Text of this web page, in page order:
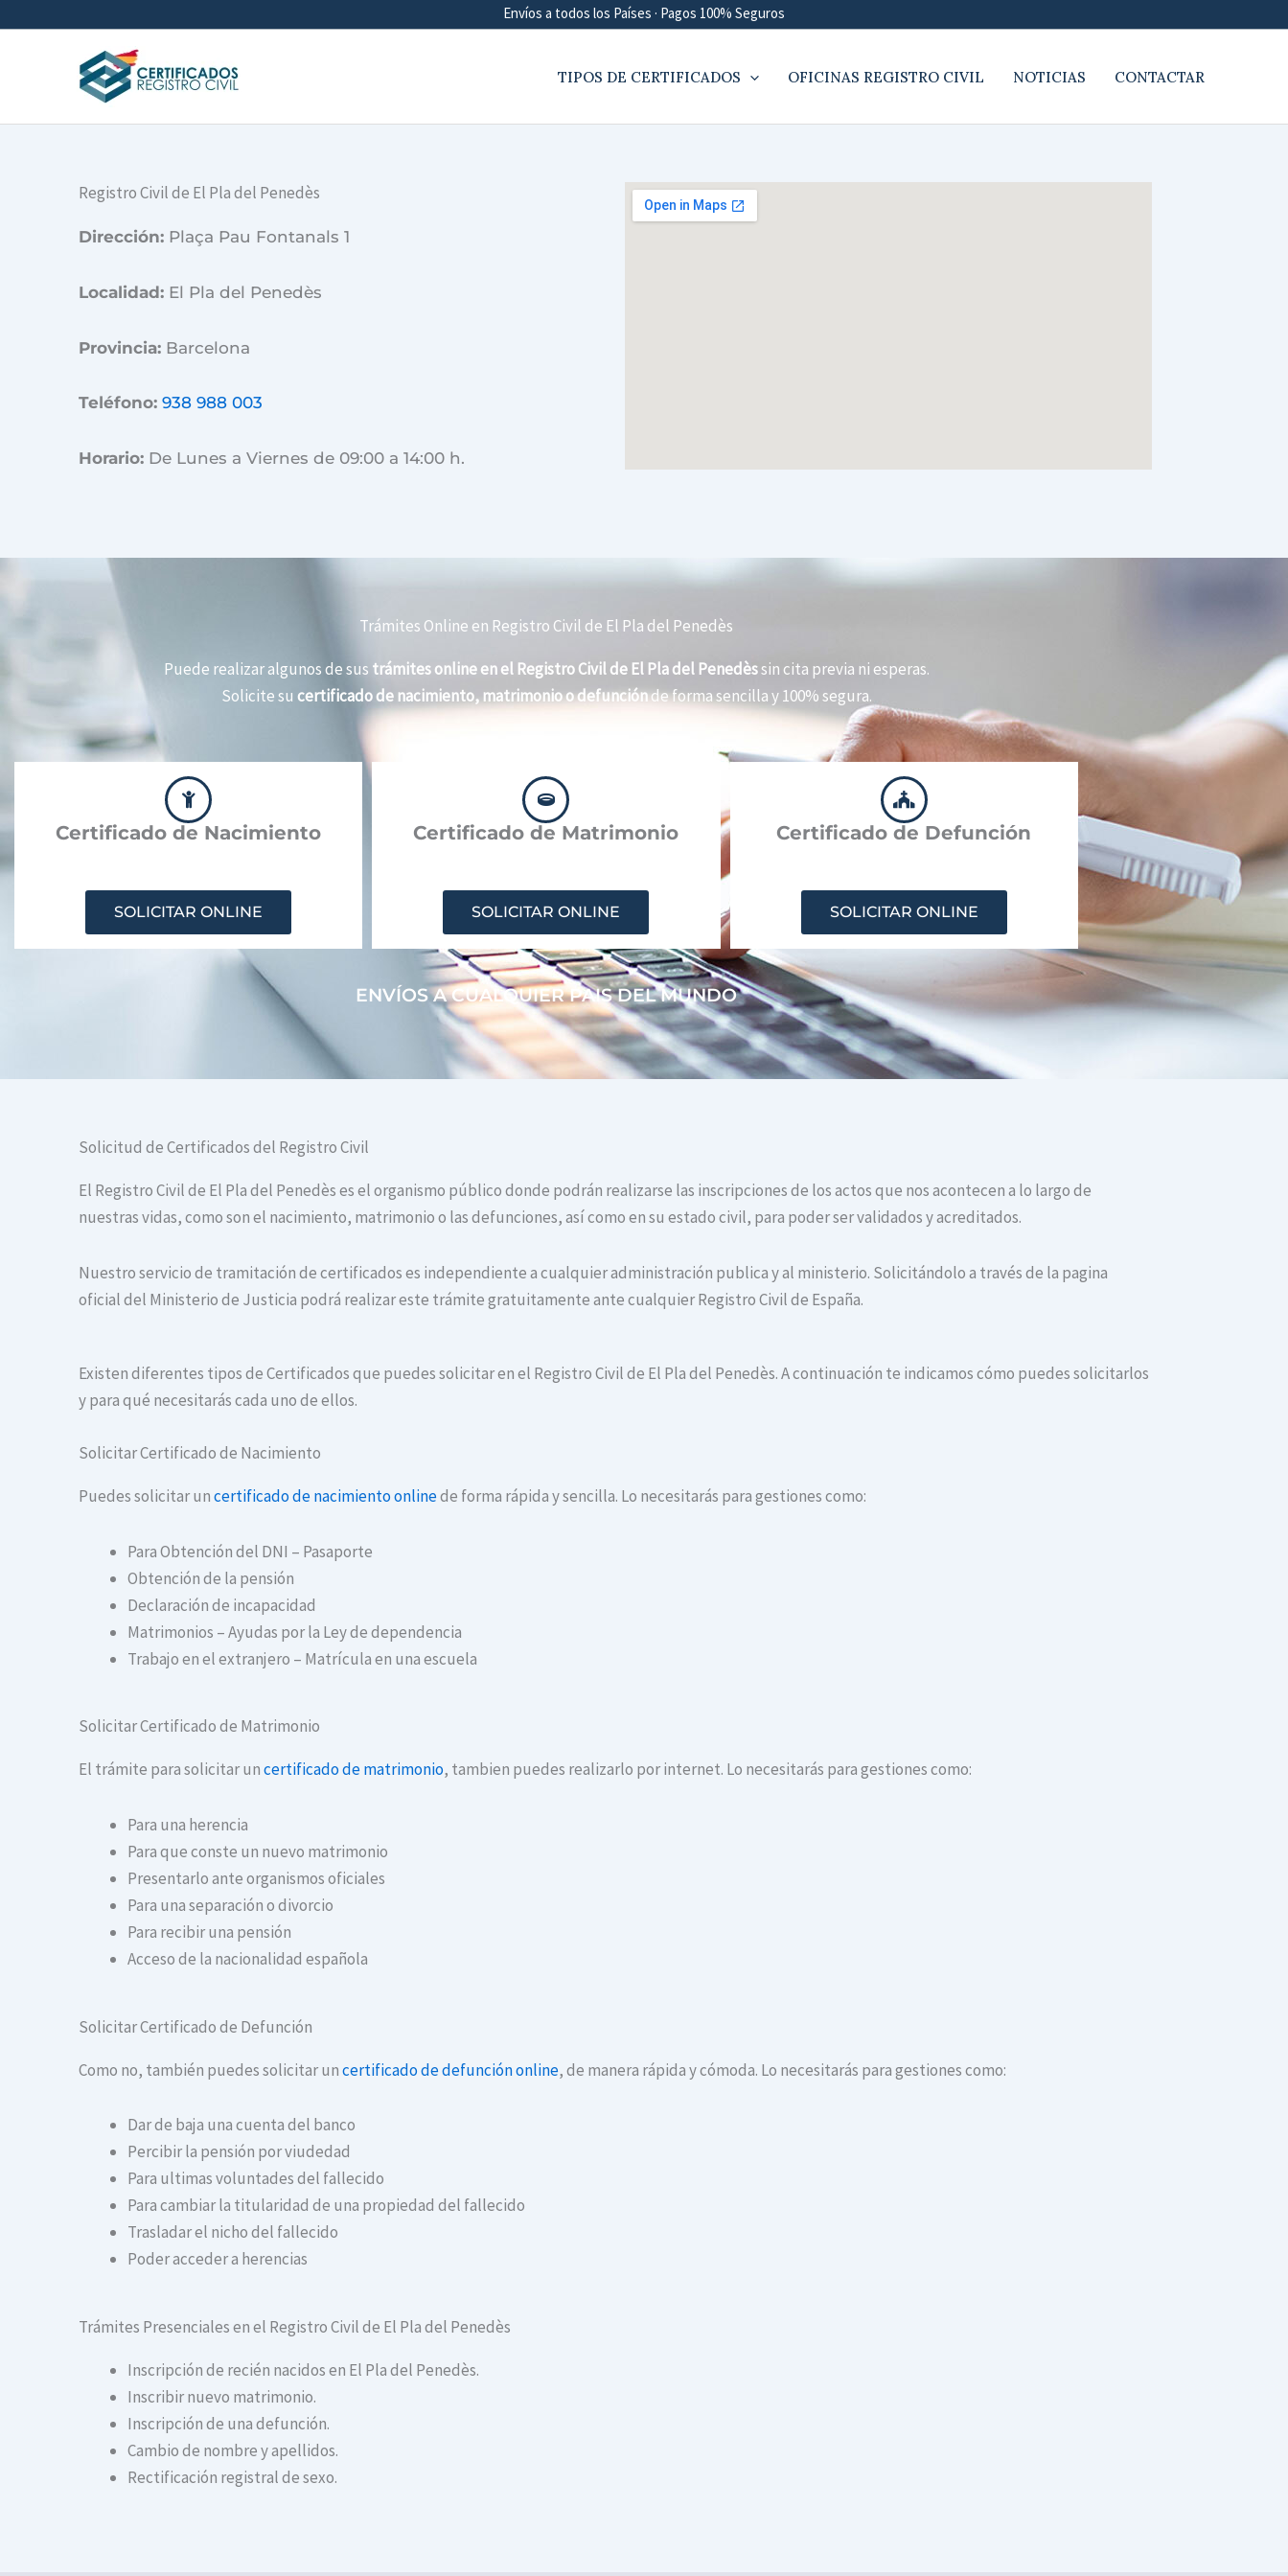
Envíos a todos los Países · Pagos 100% Seguros
TIPOS DE CERTIFICADOS OFICINAS REGISTRO CIVIL NOTICIAS CONTACTAR
Registro Civil de El Pla del Penedès
Dirección: Plaça Pau Fontanals 1
Localidad: El Pla del Penedès
Provincia: Barcelona
Teléfono: 938 988 003
Horario: De Lunes a Viernes de 09:00 a 14:00 h.
Trámites Online en Registro Civil de El Pla del Penedès
Puede realizar algunos de sus trámites online en el Registro Civil de El Pla del Penedèssin cita previa ni esperas.
Solicite su certificado de nacimiento, matrimonio o defunciónde forma sencilla y 100% segura.
Certificado de Nacimiento
SOLICITAR ONLINE
Certificado de Matrimonio
SOLICITAR ONLINE
Certificado de Defunción
SOLICITAR ONLINE
ENVÍOS A CUALQUIER PAIS DEL MUNDO
Solicitud de Certificados del Registro Civil
El Registro Civil de El Pla del Penedès es el organismo público donde podrán realizarse las inscripciones de los actos que nos acontecen a lo largo de
nuestras vidas, como son el nacimiento, matrimonio o las defunciones, así como en su estado civil, para poder ser validados y acreditados.
Nuestro servicio de tramitación de certificados es independiente a cualquier administración publica y al ministerio. Solicitándolo a través de la pagina
oficial del Ministerio de Justicia podrá realizar este trámite gratuitamente ante cualquier Registro Civil de España.
Existen diferentes tipos de Certificados que puedes solicitar en el Registro Civil de El Pla del Penedès. A continuación te indicamos cómo puedes solicitarlos
y para qué necesitarás cada uno de ellos.
Solicitar Certificado de Nacimiento
Puedes solicitar uncertificado de nacimiento onlinede forma rápida y sencilla. Lo necesitarás para gestiones como:
Para Obtención del DNI – Pasaporte
Obtención de la pensión
Declaración de incapacidad
Matrimonios – Ayudas por la Ley de dependencia
Trabajo en el extranjero – Matrícula en una escuela
Solicitar Certificado de Matrimonio
El trámite para solicitar uncertificado de matrimonio, tambien puedes realizarlo por internet. Lo necesitarás para gestiones como:
Para una herencia
Para que conste un nuevo matrimonio
Presentarlo ante organismos oficiales
Para una separación o divorcio
Para recibir una pensión
Acceso de la nacionalidad española
Solicitar Certificado de Defunción
Como no, también puedes solicitar uncertificado de defunción online, de manera rápida y cómoda. Lo necesitarás para gestiones como:
Dar de baja una cuenta del banco
Percibir la pensión por viudedad
Para ultimas voluntades del fallecido
Para cambiar la titularidad de una propiedad del fallecido
Trasladar el nicho del fallecido
Poder acceder a herencias
Trámites Presenciales en el Registro Civil de El Pla del Penedès
Inscripción de recién nacidos en El Pla del Penedès.
Inscribir nuevo matrimonio.
Inscripción de una defunción.
Cambio de nombre y apellidos.
Rectificación registral de sexo.